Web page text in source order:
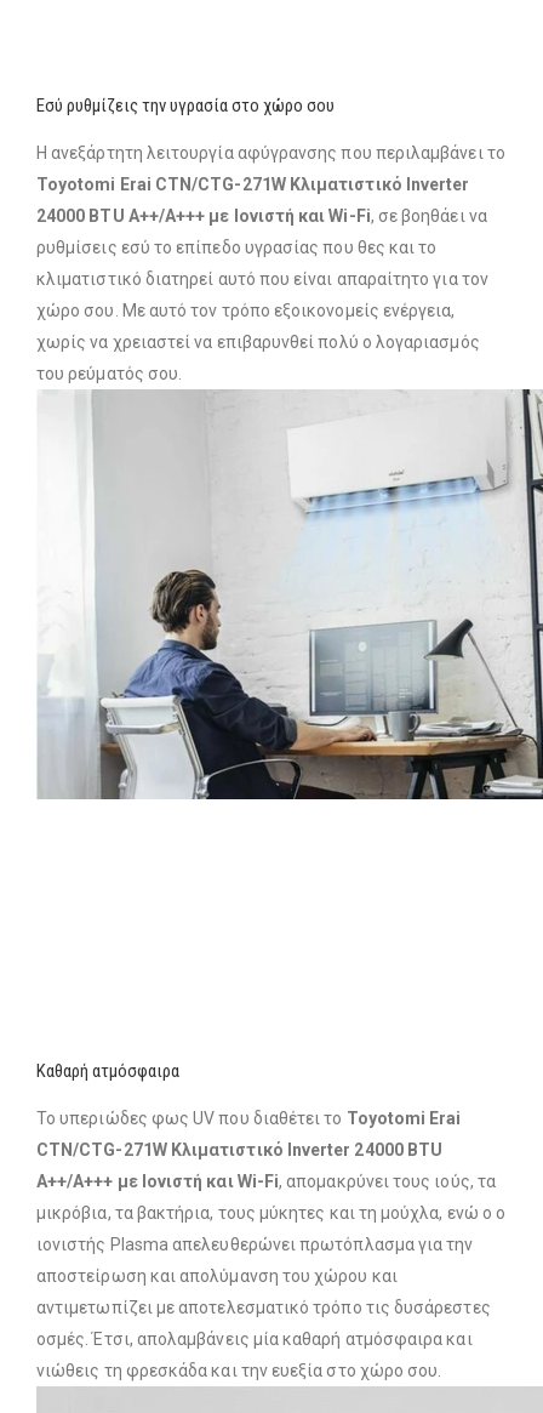
Εσύ ρυθμίζεις την υγρασία στο χώρο σου
Η ανεξάρτητη λειτουργία αφύγρανσης που περιλαμβάνει το
Toyotomi Erai CTN/CTG-271W Κλιματιστικό Inverter
24000 BTU A++/A+++ με Ιονιστή και Wi-Fi, σε βοηθάει να
ρυθμίσεις εσύ το επίπεδο υγρασίας που θες και το
κλιματιστικό διατηρεί αυτό που είναι απαραίτητο για τον
χώρο σου. Με αυτό τον τρόπο εξοικονομείς ενέργεια,
χωρίς να χρειαστεί να επιβαρυνθεί πολύ ο λογαριασμός
του ρεύματός σου.
Καθαρή ατμόσφαιρα
Το υπεριώδες φως UV που διαθέτει το Toyotomi Erai
CTN/CTG-271W Κλιματιστικό Inverter 24000 BTU
A++/A+++ με Ιονιστή και Wi-Fi, απομακρύνει τους ιούς, τα
μικρόβια, τα βακτήρια, τους μύκητες και τη μούχλα, ενώ ο ο
ιονιστής Plasma απελευθερώνει πρωτόπλασμα για την
αποστείρωση και απολύμανση του χώρου και
αντιμετωπίζει με αποτελεσματικό τρόπο τις δυσάρεστες
οσμές. Έτσι, απολαμβάνεις μία καθαρή ατμόσφαιρα και
νιώθεις τη φρεσκάδα και την ευεξία στο χώρο σου.